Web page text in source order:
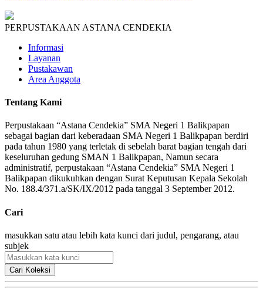
PERPUSTAKAAN ASTANA CENDEKIA
Informasi
Layanan
Pustakawan
Area Anggota
Tentang Kami
Perpustakaan “Astana Cendekia” SMA Negeri 1 Balikpapan
sebagai bagian dari keberadaan SMA Negeri 1 Balikpapan berdiri
pada tahun 1980 yang terletak di sebelah barat bagian tengah dari
keseluruhan gedung SMAN 1 Balikpapan, Namun secara
administratif, perpustakaan “Astana Cendekia” SMA Negeri 1
Balikpapan dikukuhkan dengan Surat Keputusan Kepala Sekolah
No. 188.4/371.a/SK/IX/2012 pada tanggal 3 September 2012.
Cari
masukkan satu atau lebih kata kunci dari judul, pengarang, atau
subjek
Cari Koleksi